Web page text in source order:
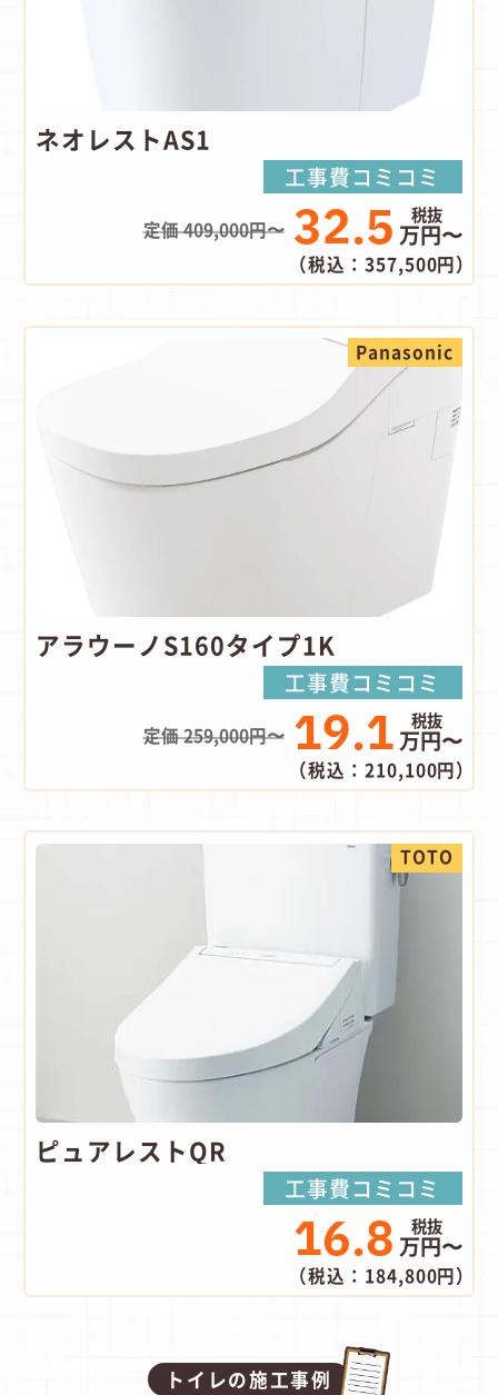
ネオレストAS1
工事費コミコミ
定価 409,000円〜 32.5 万円〜
（税込：357,500円）
Panasonic
アラウーノS160タイプ1K
工事費コミコミ
定価 259,000円〜 19.1万円〜
（税込：210,100円）
TOTO
ピュアレストQR
工事費コミコミ
16.8 万円〜
（税込：184,800円）
トイレの施工事例